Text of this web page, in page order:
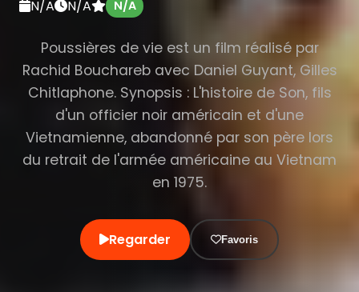
N/A N/A N/A
Poussières de vie est un film réalisé par
Rachid Bouchareb avec Daniel Guyant, Gilles
Chitlaphone. Synopsis : L'histoire de Son, fils
d'un officier noir américain et d'une
Vietnamienne, abandonné par son père lors
du retrait de l'armée américaine au Vietnam
en 1975.
Regarder Favoris